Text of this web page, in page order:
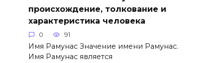
происхождение, толкование и
характеристика человека
0 91
Имя Рамунас Значение имени Рамунас.
Имя Рамунас является